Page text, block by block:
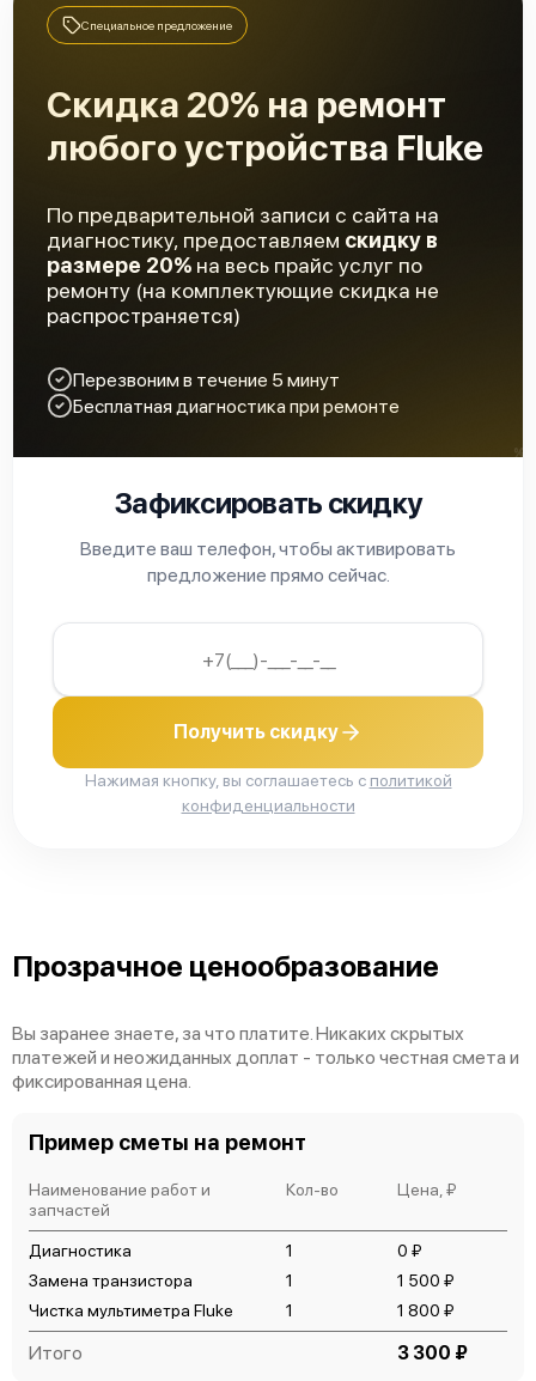
Fluke 289/FVF
Специальное предложение
Скидка 20% на ремонт
любого устройства Fluke
По предварительной записи с сайта на
диагностику, предоставляем скидку в
размере 20% на весь прайс услуг по
ремонту (на комплектующие скидка не
распространяется)
Перезвоним в течение 5 минут
Бесплатная диагностика при ремонте
Зафиксировать скидку
Введите ваш телефон, чтобы активировать
предложение прямо сейчас.
Получить скидку
Нажимая кнопку, вы соглашаетесь с политикой
конфиденциальности
Прозрачное ценообразование
Вы заранее знаете, за что платите. Никаких скрытых
платежей и неожиданных доплат - только честная смета и
фиксированная цена.
Пример сметы на ремонт
Наименование работ и
запчастей
Кол-во Цена, ₽
Диагностика 1
0 ₽
Замена транзистора
1
1 500 ₽
Чистка мультиметра Fluke
1 1 800 ₽
Итого 3 300 ₽